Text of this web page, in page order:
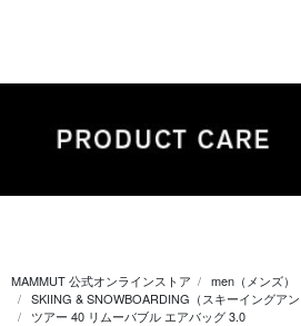
MAMMUT 公式オンラインストア men（メンズ）
SKIING & SNOWBOARDING（スキーイングアン
ツアー 40 リムーバブル エアバッグ 3.0